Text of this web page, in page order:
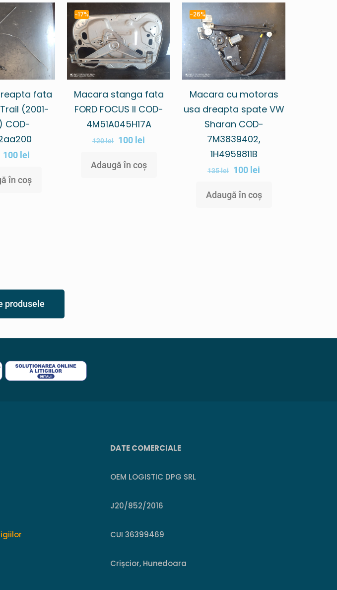
fata
(2001-
COD-
100 lei
în coș
-17%
Macara stanga fata
FORD FOCUS II COD-
4M51A045H17A
120lei 100 lei
Adaugă în coș
-26%
Macara cu motoras
usa dreapta spate VW
Sharan COD-
7M3839402,
1H4959811B
135lei 100 lei
Adaugă în coș
produsele
DATE COMERCIALE
OEM LOGISTIC DPG SRL
J20/852/2016
CUI 36399469
Crișcior, Hunedoara